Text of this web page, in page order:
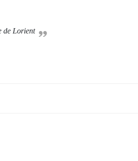
de Lorient